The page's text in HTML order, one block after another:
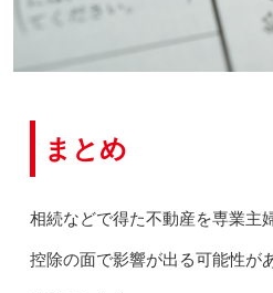
まとめ
相続などで得た不動産を専業主
控除の面で影響が出る可能性が